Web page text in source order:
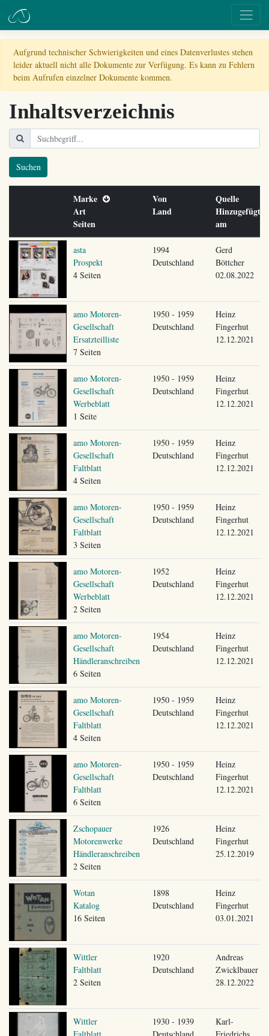
Aufgrund technischer Schwierigkeiten und eines Datenverlustes stehen
leider aktuell nicht alle Dokumente zur Verfügung. Es kann zu Fehlern
beim Aufrufen einzelner Dokumente kommen.
Inhaltsverzeichnis
Suchen
Marke
Art
Seiten
Von
Land
Quelle
Hinzugefügt
am
asta
Prospekt
4 Seiten
1994
Deutschland
Gerd
Böttcher
02.08.2022
amo Motoren-
Gesellschaft
Ersatzteilliste
7 Seiten
1950 - 1959
Deutschland
Heinz
Fingerhut
12.12.2021
amo Motoren-
Gesellschaft
Werbeblatt
1 Seite
1950 - 1959
Deutschland
Heinz
Fingerhut
12.12.2021
amo Motoren-
Gesellschaft
Faltblatt
4 Seiten
1950 - 1959
Deutschland
Heinz
Fingerhut
12.12.2021
amo Motoren-
Gesellschaft
Faltblatt
3 Seiten
1950 - 1959
Deutschland
Heinz
Fingerhut
12.12.2021
amo Motoren-
Gesellschaft
Werbeblatt
2 Seiten
1952
Deutschland
Heinz
Fingerhut
12.12.2021
amo Motoren-
Gesellschaft
Händleranschreiben
6 Seiten
1954
Deutschland
Heinz
Fingerhut
12.12.2021
amo Motoren-
Gesellschaft
Faltblatt
4 Seiten
1950 - 1959
Deutschland
Heinz
Fingerhut
12.12.2021
amo Motoren-
Gesellschaft
Faltblatt
6 Seiten
1950 - 1959
Deutschland
Heinz
Fingerhut
12.12.2021
Zschopauer
Motorenwerke
Händleranschreiben
2 Seiten
1926
Deutschland
Heinz
Fingerhut
25.12.2019
Wotan
Katalog
16 Seiten
1898
Deutschland
Heinz
Fingerhut
03.01.2021
Wittler
Faltblatt
2 Seiten
1920
Deutschland
Andreas
Zwicklbauer
28.12.2022
Wittler
Faltblatt
1930 - 1939
Deutschland
Karl-
Friedrichs